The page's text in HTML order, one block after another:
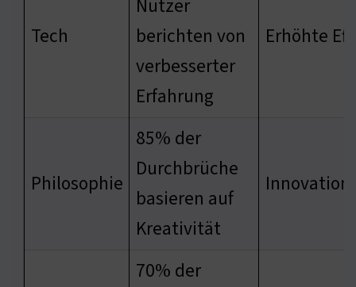
Tech
Nutzer
berichten von
verbesserter
Erfahrung
Erhöhte
Philosophie
85% der
Durchbrüche
basieren auf
Kreativität
70% der